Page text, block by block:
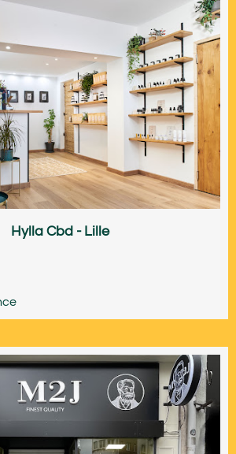
Hylla Cbd - Lille